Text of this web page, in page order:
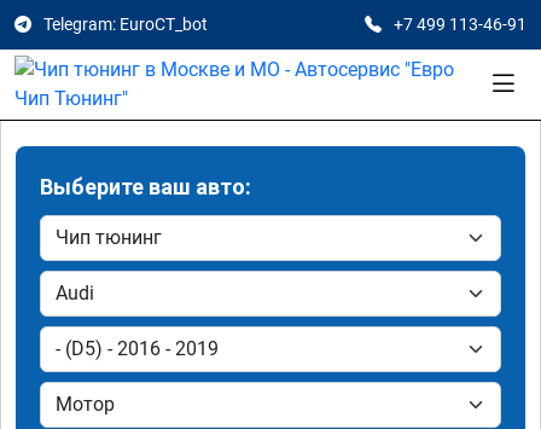
Telegram: EuroCT_bot +7 499 113-46-91
Выберите ваш авто: